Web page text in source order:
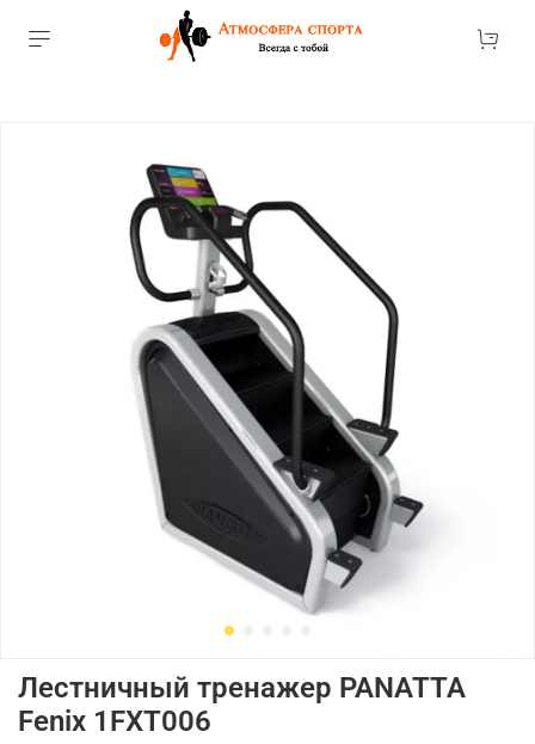
Лестничный тренажер PANATTA
Fenix 1FXT006